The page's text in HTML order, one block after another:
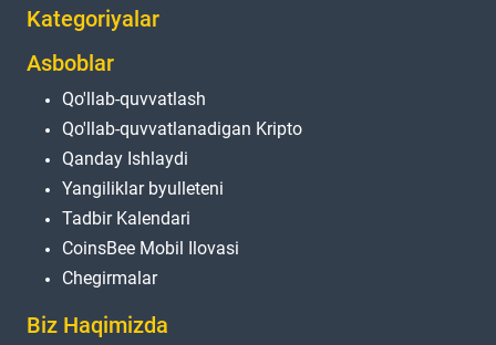
Kategoriyalar
Asboblar
Qo'llab-quvvatlash
Qo'llab-quvvatlanadigan Kripto
Qanday Ishlaydi
Yangiliklar byulleteni
Tadbir Kalendari
CoinsBee Mobil Ilovasi
Chegirmalar
Biz Haqimizda